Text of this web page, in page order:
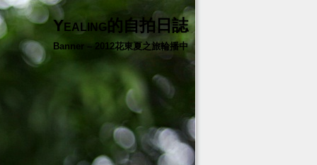
Yealing的自拍日誌
Banner – 2012花東夏之旅輪播中